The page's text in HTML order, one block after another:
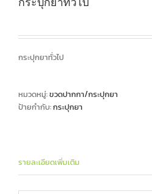
กระปุกยาทั่วไป
หมวดหมู่:ขวดปากกา/กระปุกยา
ป้ายกำกับ:กระปุกยา
รายละเอียดเพิ่มเติม